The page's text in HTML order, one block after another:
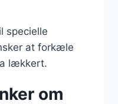
specielle
at forkæle
lækkert.
om